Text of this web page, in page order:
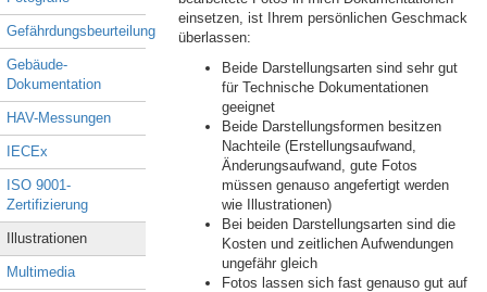
Gefährdungsbeurteilung
Gebäude-
Dokumentation
HAV-Messungen
IECEx
ISO 9001-
Zertifizierung
Illustrationen
Multimedia
einsetzen, ist Ihrem persönlichen Geschmack
überlassen:
Beide Darstellungsarten sind sehr gut
für Technische Dokumentationen
geeignet
Beide Darstellungsformen besitzen
Nachteile (Erstellungsaufwand,
Änderungsaufwand, gute Fotos
müssen genauso angefertigt werden
wie Illustrationen)
Bei beiden Darstellungsarten sind die
Kosten und zeitlichen Aufwendungen
ungefähr gleich
Fotos lassen sich fast genauso gut auf